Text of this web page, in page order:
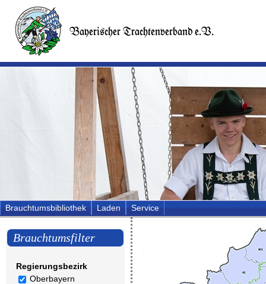
Brauchtumsbibliothek Laden Service
Brauchtumsfilter
Regierungsbezirk
Oberbayern